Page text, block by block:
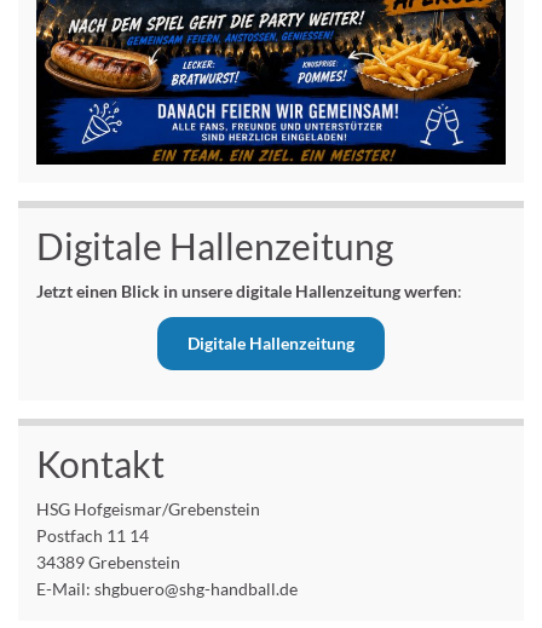
Digitale Hallenzeitung
Jetzt einen Blick in unsere digitale Hallenzeitung werfen:
Digitale Hallenzeitung
Kontakt
HSG Hofgeismar/Grebenstein
Postfach 11 14
34389 Grebenstein
E-Mail: shgbuero@shg-handball.de